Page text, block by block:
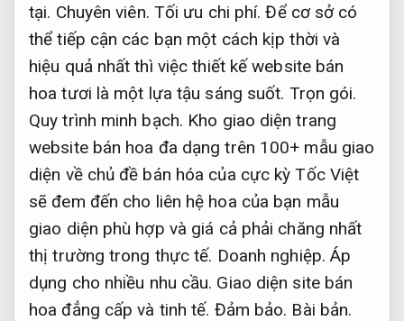
tại. Chuyên viên. Tối ưu chi phí. Để cơ sở có
thể tiếp cận các bạn một cách kịp thời và
hiệu quả nhất thì việc thiết kế website bán
hoa tươi là một lựa tậu sáng suốt. Trọn gói.
Quy trình minh bạch. Kho giao diện trang
website bán hoa đa dạng trên 100+ mẫu giao
diện về chủ đề bán hóa của cực kỳ Tốc Việt
sẽ đem đến cho liên hệ hoa của bạn mẫu
giao diện phù hợp và giá cả phải chăng nhất
thị trường trong thực tế. Doanh nghiệp. Áp
dụng cho nhiều nhu cầu. Giao diện site bán
hoa đẳng cấp và tinh tế. Đảm bảo. Bài bản.